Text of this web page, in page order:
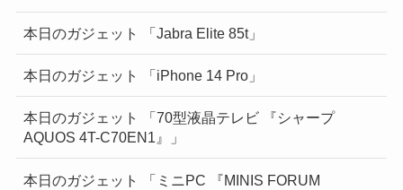
本日のガジェット 「Jabra Elite 85t」
本日のガジェット 「iPhone 14 Pro」
本日のガジェット 「70型液晶テレビ 『シャープ
AQUOS 4T-C70EN1』」
本日のガジェット 「ミニPC 『MINIS FORUM